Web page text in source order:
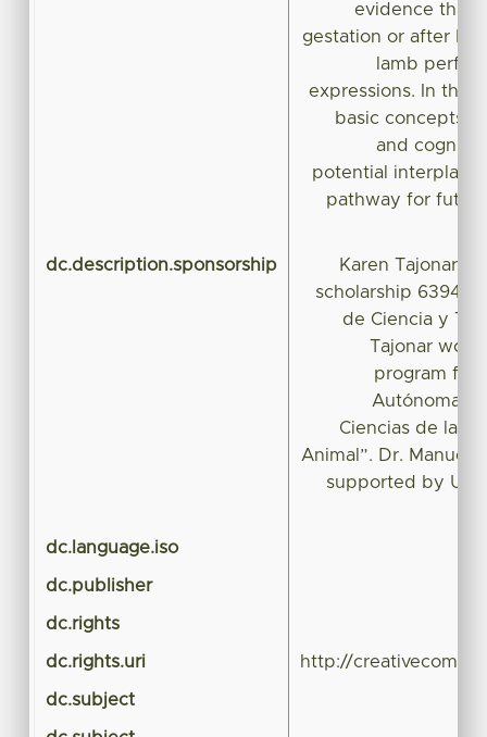
evidence that
gestation or after
lamb
expressions. In this
basic concepts
and
potential interplay
pathway for
dc.description.sponsorship
Karen Tajonar
scholarship
de Ciencia y
Tajonar
program
Autónoma
Ciencias de la
Animal”. Dr. Manuel
supported by
dc.language.iso
dc.publisher
dc.rights
dc.rights.uri http://
dc.subject